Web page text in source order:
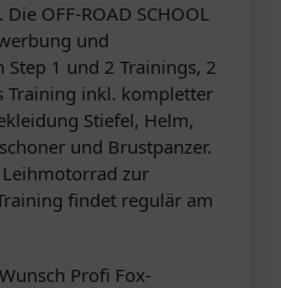
OFF-ROAD SCHOOL
und
1 und 2 Trainings, 2
Training inkl. kompletter
Stiefel, Helm,
und Brustpanzer.
zur
findet regulär am
Profi Fox-